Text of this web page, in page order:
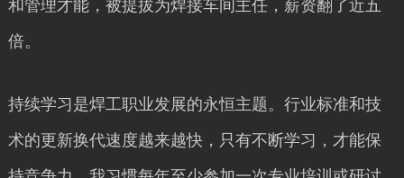
和管理才能，被提拔为焊接车间主任，薪资翻了近五
倍。
持续学习是焊工职业发展的永恒主题。行业标准和技
术的更新换代速度越来越快，只有不断学习，才能保